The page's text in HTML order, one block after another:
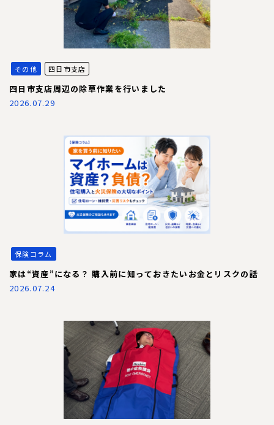
その他 四日市支店
四日市支店周辺の除草作業を行いました
2026.07.29
保険コラム
家は“資産”になる？ 購入前に知っておきたいお金とリスクの話
2026.07.24